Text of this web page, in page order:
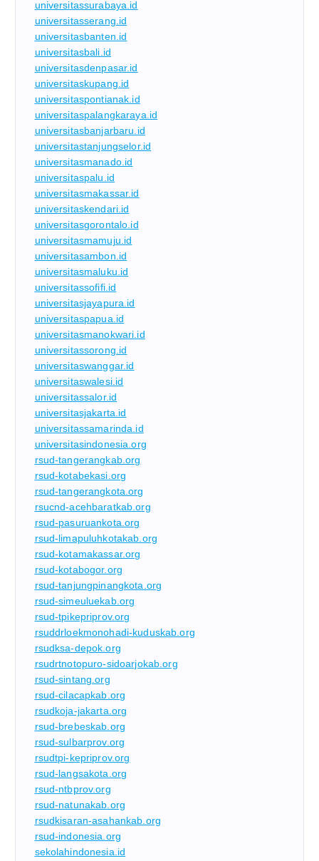
universitassurabaya.id
universitasserang.id
universitasbanten.id
universitasbali.id
universitasdenpasar.id
universitaskupang.id
universitaspontianak.id
universitaspalangkaraya.id
universitasbanjarbaru.id
universitastanjungselor.id
universitasmanado.id
universitaspalu.id
universitasmakassar.id
universitaskendari.id
universitasgorontalo.id
universitasmamuju.id
universitasambon.id
universitasmaluku.id
universitassofifi.id
universitasjayapura.id
universitaspapua.id
universitasmanokwari.id
universitassorong.id
universitaswanggar.id
universitaswalesi.id
universitassalor.id
universitasjakarta.id
universitassamarinda.id
universitasindonesia.org
rsud-tangerangkab.org
rsud-kotabekasi.org
rsud-tangerangkota.org
rsucnd-acehbaratkab.org
rsud-pasuruankota.org
rsud-limapuluhkotakab.org
rsud-kotamakassar.org
rsud-kotabogor.org
rsud-tanjungpinangkota.org
rsud-simeuluekab.org
rsud-tpikepriprov.org
rsuddrloekmonohadi-kuduskab.org
rsudksa-depok.org
rsudrtnotopuro-sidoarjokab.org
rsud-sintang.org
rsud-cilacapkab.org
rsudkoja-jakarta.org
rsud-brebeskab.org
rsud-sulbarprov.org
rsudtpi-kepriprov.org
rsud-langsakota.org
rsud-ntbprov.org
rsud-natunakab.org
rsudkisaran-asahankab.org
rsud-indonesia.org
sekolahindonesia.id